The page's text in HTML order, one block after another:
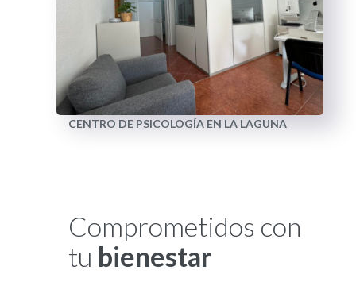
CENTRO DE PSICOLOGÍA EN LA LAGUNA
Comprometidos con
tu bienestar